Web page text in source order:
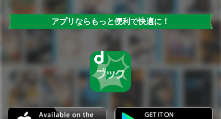
アプリならもっと便利で快適に！